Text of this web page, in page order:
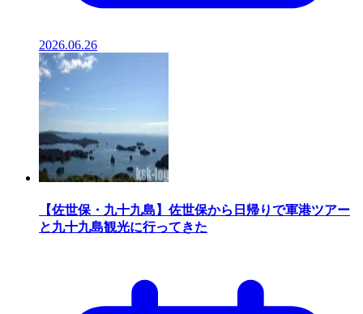
2026.06.26
【佐世保・九十九島】佐世保から日帰りで軍港ツアー
と九十九島観光に行ってきた